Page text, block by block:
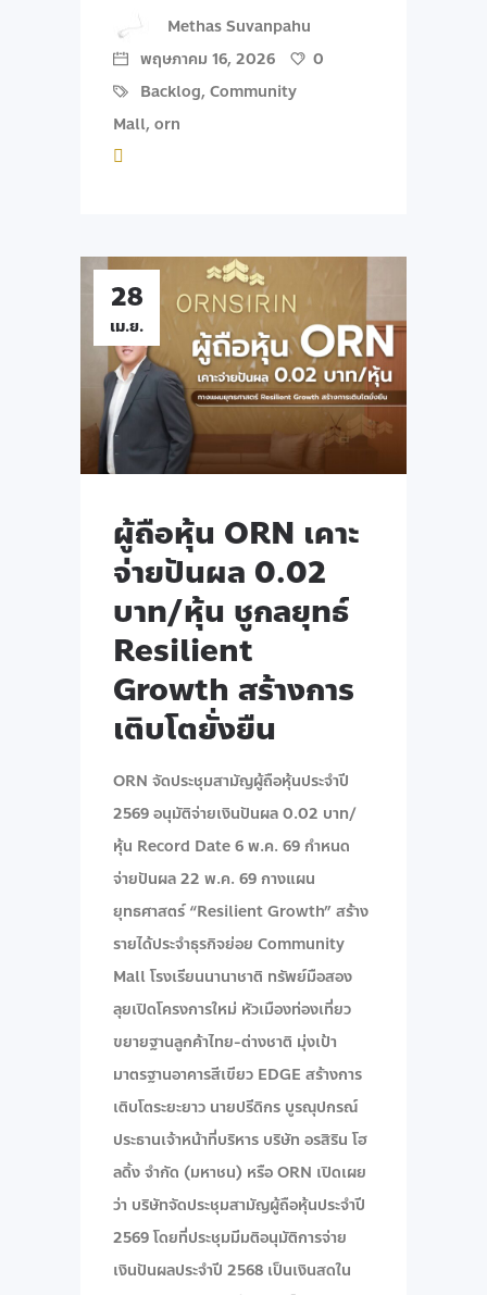
Methas Suvanpahu
พฤษภาคม 16, 2026
0
Backlog, Community
Mall, orn
28
เม.ย.
ผู้ถือหุ้น ORN เคาะ
จ่ายปันผล 0.02
บาท/หุ้น ชูกลยุทธ์
Resilient
Growth สร้างการ
เติบโตยั่งยืน
ORN จัดประชุมสามัญผู้ถือหุ้นประจำปี
2569 อนุมัติจ่ายเงินปันผล 0.02 บาท/
หุ้น Record Date 6 พ.ค. 69 กำหนด
จ่ายปันผล 22 พ.ค. 69 กางแผน
ยุทธศาสตร์ “Resilient Growth” สร้าง
รายได้ประจำธุรกิจย่อย Community
Mall โรงเรียนนานาชาติ ทรัพย์มือสอง
ลุยเปิดโครงการใหม่ หัวเมืองท่องเที่ยว
ขยายฐานลูกค้าไทย-ต่างชาติ มุ่งเป้า
มาตรฐานอาคารสีเขียว EDGE สร้างการ
เติบโตระยะยาว นายปรีดิกร บูรณุปกรณ์
ประธานเจ้าหน้าที่บริหาร บริษัท อรสิริน โฮ
ลดิ้ง จํากัด (มหาชน) หรือ ORN เปิดเผย
ว่า บริษัทจัดประชุมสามัญผู้ถือหุ้นประจำปี
2569 โดยที่ประชุมมีมติอนุมัติการจ่าย
เงินปันผลประจำปี 2568 เป็นเงินสดใน